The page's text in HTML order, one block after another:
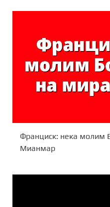
Франциск: нека молим
Мианмар